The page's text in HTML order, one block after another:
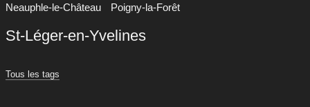
Neauphle-le-Château Poigny-la-Forêt
St-Léger-en-Yvelines
Tous les tags